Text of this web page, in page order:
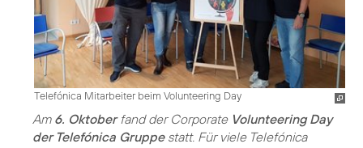
Telefónica Mitarbeiter beim Volunteering Day
Am 6. Oktoberfand der Corporate Volunteering Day
der Telefónica Gruppestatt. Für viele Telefónica